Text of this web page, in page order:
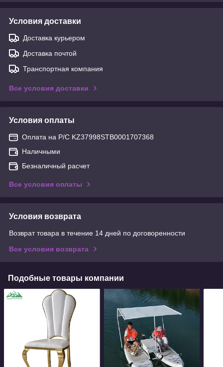
Условия доставки
Доставка курьером
Доставка почтой
Транспортная компания
Все условия доставки
Условия оплаты
Оплата на Р/С KZ37998STB0001707368
Наличными
Безналичный расчет
Все условия оплаты
Условия возврата
Возврат товара в течение 14 дней по договоренности
Все условия возврата
Подобные товары компании